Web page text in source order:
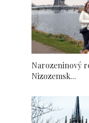
Narozeninový
Nizozemsk...